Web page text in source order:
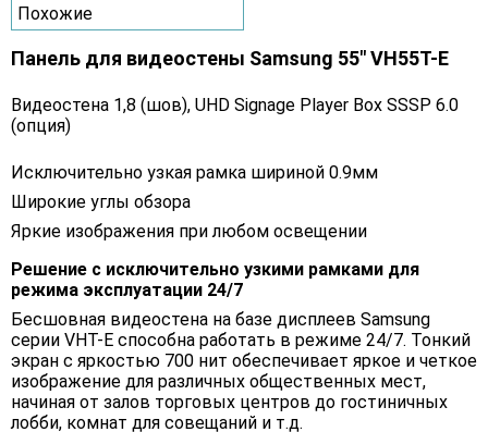
Похожие
Панель для видеостены Samsung 55" VH55T-E
Видеостена 1,8 (шов), UHD Signage Player Box SSSP 6.0
(опция)
Исключительно узкая рамка шириной 0.9мм
Широкие углы обзора
Яркие изображения при любом освещении
Решение с исключительно узкими рамками для
режима эксплуатации 24/7
Бесшовная видеостена на базе дисплеев Samsung
серии VHT-E способна работать в режиме 24/7. Тонкий
экран с яркостью 700 нит обеспечивает яркое и четкое
изображение для различных общественных мест,
начиная от залов торговых центров до гостиничных
лобби, комнат для совещаний и т.д.